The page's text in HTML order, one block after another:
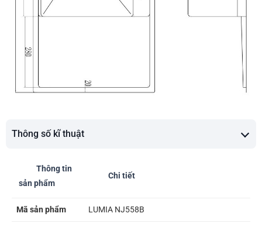
Thông số kĩ thuật
Thông tin
sản phẩm
Chi tiết
Mã sản phẩm LUMIA NJ558B